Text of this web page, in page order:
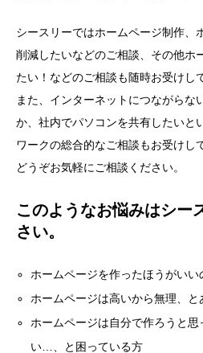
シースリーではホームページ制作、
削減したいなどのご相談、その他ホ
たい！などのご相談も随時お受けし
また、インターネットにつながらな
か、社内でパソコンを共有したいと
ワークの総合的なご相談もお受けし
どうぞお気軽にご相談ください。
このようなお悩みはシー
さい。
ホームページを作ったほうがい
ホームページは高いから無理、
ホームページは自分で作ろうと
い…、と困っている方